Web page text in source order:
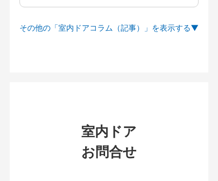
その他の「室内ドアコラム（記事）」を
室内ドア
お問合せ